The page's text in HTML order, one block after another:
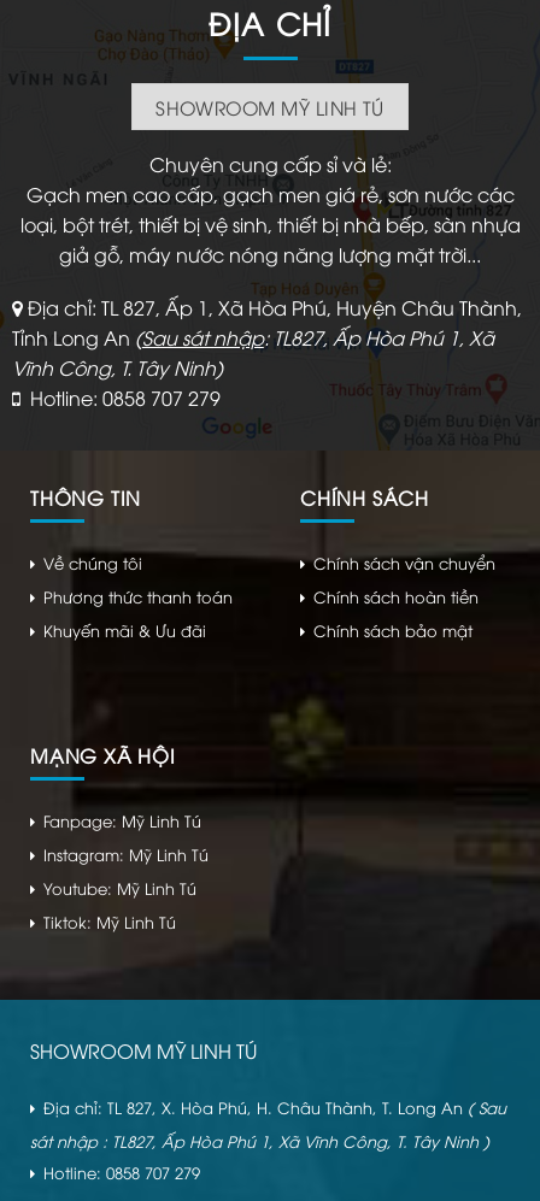
ĐỊA CHỈ
SHOWROOM MỸ LINH TÚ
Chuyên cung cấp sỉ và lẻ:
Gạch men cao cấp, gạch men giá rẻ, sơn nước các
loại, bột trét, thiết bị vệ sinh, thiết bị nhà bếp, sàn nhựa
giả gỗ, máy nước nóng năng lượng mặt trời...
Địa chỉ: TL 827, Ấp 1, Xã Hòa Phú, Huyện Châu Thành,
Tỉnh Long An (Sau sát nhập: TL827, Ấp Hòa Phú 1, Xã
Vĩnh Công, T. Tây Ninh)
Hotline: 0858 707 279
THÔNG TIN
Về chúng tôi
Phương thức thanh toán
Khuyến mãi & Ưu đãi
CHÍNH SÁCH
Chính sách vận chuyển
Chính sách hoàn tiền
Chính sách bảo mật
MẠNG XÃ HỘI
Fanpage: Mỹ Linh Tú
Instagram: Mỹ Linh Tú
Youtube: Mỹ Linh Tú
Tiktok: Mỹ Linh Tú
SHOWROOM MỸ LINH TÚ
Địa chỉ: TL 827, X. Hòa Phú, H. Châu Thành, T. Long An ( Sau
sát nhập : TL827, Ấp Hòa Phú 1, Xã Vĩnh Công, T. Tây Ninh )
Hotline: 0858 707 279